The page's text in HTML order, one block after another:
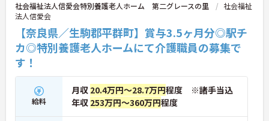
社会福祉法人信愛会特別養護老人ホーム 第二グレースの里
社会福祉
法人信愛会
【奈良県／生駒郡平群町】賞与3.5ヶ月分◎駅チ
カ◎特別養護老人ホームにて介護職員の募集で
す！
給料
月収 20.4万円～28.7万円程度 ※諸手当込
年収 253万円～360万円程度